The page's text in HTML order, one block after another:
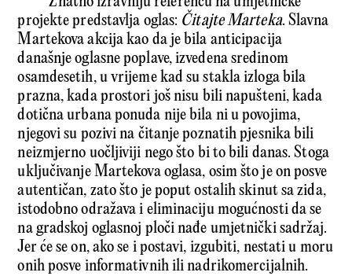
projekte predstavlja oglas: Čitajte Marteka. Slavna
Martekova akcija kao da je bila anticipacija
današnje oglasne poplave, izvedena sredinom
osamdesetih, u vrijeme kad su stakla izloga bila
prazna, kada prostori još nisu bili napušteni, kada
dotična urbana ponuda nije bila ni u povojima,
njegovi su pozivi na čitanje poznatih pjesnika bili
neizmjerno uočljiviji nego što bi to bili danas. Stoga
uključivanje Martekova oglasa, osim što je on posve
autentičan, zato što je poput ostalih skinut sa zida,
istodobno odražava i eliminaciju mogućnosti da se
na gradskoj oglasnoj ploči nađe umjetnički sadržaj.
Jer će se on, ako se i postavi, izgubiti, nestati u moru
onih posve informativnih ili nadrikomercijalnih.